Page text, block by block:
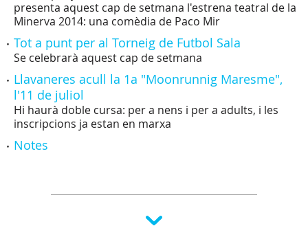
presenta aquest cap de setmana l'estrena teatral de la
Minerva 2014: una comèdia de Paco Mir
Tot a punt per al Torneig de Futbol Sala
Se celebrarà aquest cap de setmana
Llavaneres acull la 1a "Moonrunnig Maresme",
l'11 de juliol
Hi haurà doble cursa: per a nens i per a adults, i les
inscripcions ja estan en marxa
Notes